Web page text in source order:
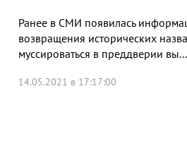
Ранее в СМИ появилась
возвращения исторических
муссироваться в преддверии вы...
14.05.2021 в 17:17:00